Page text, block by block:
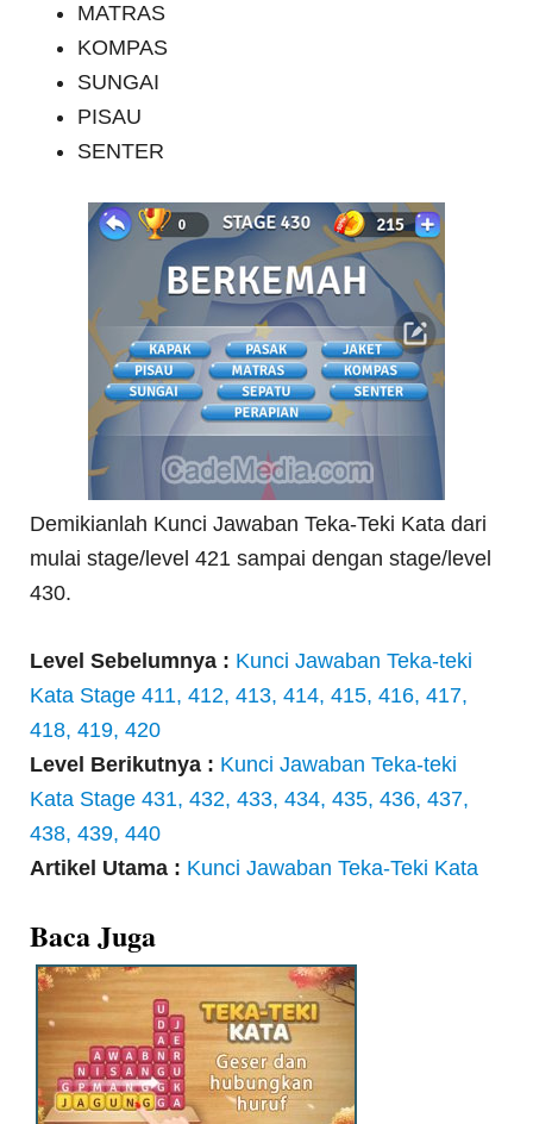
MATRAS
KOMPAS
SUNGAI
PISAU
SENTER
Demikianlah Kunci Jawaban Teka-Teki Kata dari
mulai stage/level 421 sampai dengan stage/level
430.
Level Sebelumnya : Kunci Jawaban Teka-teki
Kata Stage 411, 412, 413, 414, 415, 416, 417,
418, 419, 420
Level Berikutnya : Kunci Jawaban Teka-teki
Kata Stage 431, 432, 433, 434, 435, 436, 437,
438, 439, 440
Artikel Utama : Kunci Jawaban Teka-Teki Kata
Baca Juga